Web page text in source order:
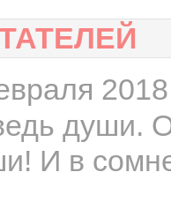
души.
И в